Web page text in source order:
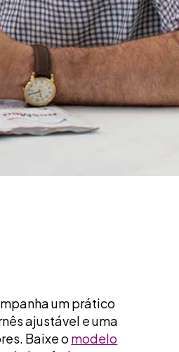
um prático
ajustável e uma
Baixe o modelo